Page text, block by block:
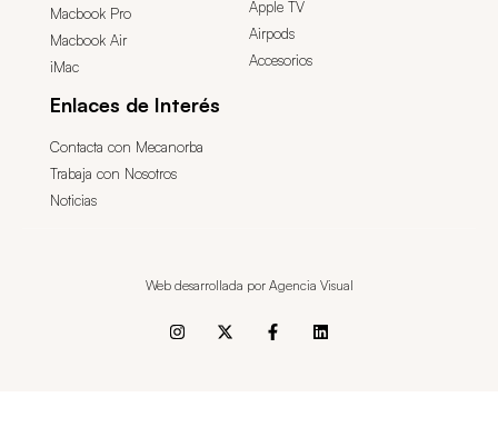
Macbook Pro
Macbook Air
iMac
Apple TV
Airpods
Accesorios
Enlaces de Interés
Contacta con Mecanorba
Trabaja con Nosotros
Noticias
Web desarrollada por Agencia Visual